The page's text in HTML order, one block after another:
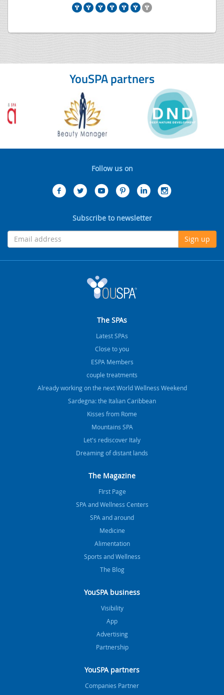
YouSPA partners
Follow us on
Subscribe to newsletter
Sign up
The SPAs
Latest SPAs
Close to you
ESPA Members
couple treatments
Already working on the next World Wellness Weekend
Sardegna: the Italian Caribbean
Kisses from Rome
Mountains SPA
Let's rediscover Italy
Dreaming of distant lands
The Magazine
FIrst Page
SPA and Wellness Centers
SPA and around
Medicine
Alimentation
Sports and Wellness
The Blog
YouSPA business
Visibility
App
Advertising
Partnership
YouSPA partners
Companies Partner